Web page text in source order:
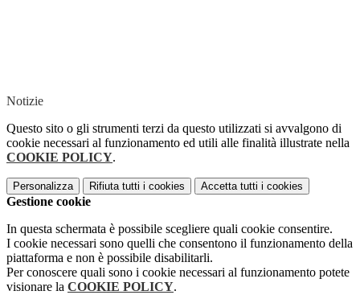
Notizie
Questo sito o gli strumenti terzi da questo utilizzati si avvalgono di
cookie necessari al funzionamento ed utili alle finalità illustrate nella
COOKIE POLICY.
Personalizza Rifiuta tutti i cookies Accetta tutti i cookies
Gestione cookie
In questa schermata è possibile scegliere quali cookie consentire.
I cookie necessari sono quelli che consentono il funzionamento della
piattaforma e non è possibile disabilitarli.
Per conoscere quali sono i cookie necessari al funzionamento potete
visionare la COOKIE POLICY.